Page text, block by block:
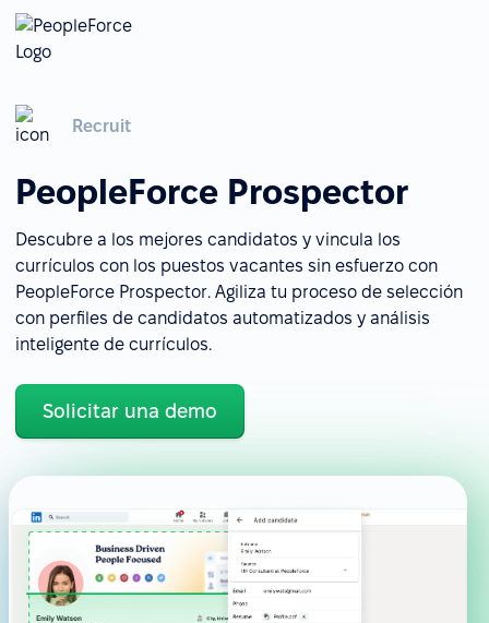
Recruit
PeopleForce Prospector
Descubre a los mejores candidatos y vincula los
currículos con los puestos vacantes sin esfuerzo con
PeopleForce Prospector. Agiliza tu proceso de selección
con perfiles de candidatos automatizados y análisis
inteligente de currículos.
Solicitar una demo